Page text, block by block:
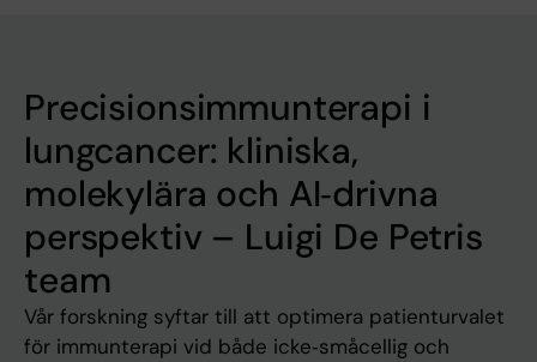
Precisionsimmunterapi i
lungcancer: kliniska,
molekylära och AI‑drivna
perspektiv – Luigi De Petris
team
Vår forskning syftar till att optimera patienturvalet
för immunterapi vid både icke‑småcellig och